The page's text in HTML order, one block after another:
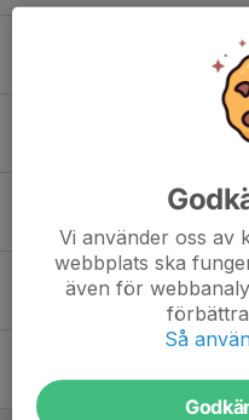
Påskpaket bingo
Sportlov
17 feb, 19:13
23 jan, 08:36
Vi använder oss av
webbplats ska
även för
Så